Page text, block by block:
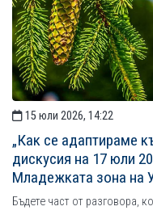
15 юли 2026, 14:22
„Как се адаптираме
дискусия на 17 юли
Младежката зона на
Бъдете част от